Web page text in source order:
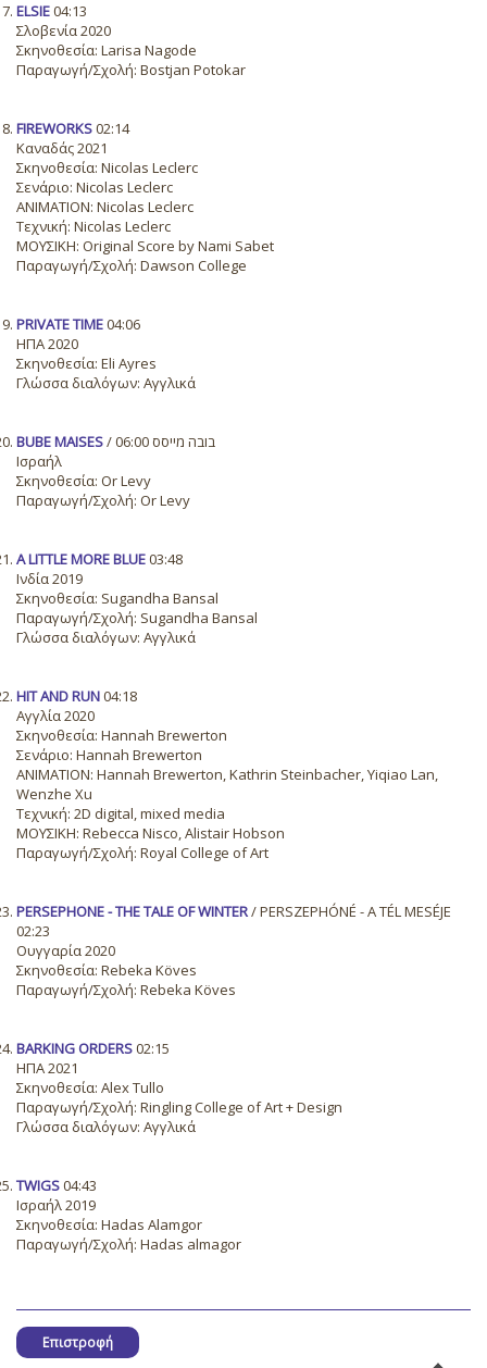
ELSIE04:13
Σλοβενία 2020
Σκηνοθεσία: Larisa Nagode
Παραγωγή/Σχολή: Bostjan Potokar
FIREWORKS02:14
Καναδάς 2021
Σκηνοθεσία: Nicolas Leclerc
Σενάριο: Nicolas Leclerc
ANIMATION: Nicolas Leclerc
Τεχνική: Nicolas Leclerc
ΜΟΥΣΙΚΗ: Original Score by Nami Sabet
Παραγωγή/Σχολή: Dawson College
PRIVATE TIME04:06
ΗΠΑ 2020
Σκηνοθεσία: Eli Ayres
Γλώσσα διαλόγων: Αγγλικά
BUBE MAISES
/ בובה מייסס 06:00
Ισραήλ
Σκηνοθεσία: Or Levy
Παραγωγή/Σχολή: Or Levy
A LITTLE MORE BLUE03:48
Ινδία 2019
Σκηνοθεσία: Sugandha Bansal
Παραγωγή/Σχολή: Sugandha Bansal
Γλώσσα διαλόγων: Αγγλικά
HIT AND RUN04:18
Αγγλία 2020
Σκηνοθεσία: Hannah Brewerton
Σενάριο: Hannah Brewerton
ANIMATION: Hannah Brewerton, Kathrin Steinbacher, Yiqiao Lan,
Wenzhe Xu
Τεχνική: 2D digital, mixed media
ΜΟΥΣΙΚΗ: Rebecca Nisco, Alistair Hobson
Παραγωγή/Σχολή: Royal College of Art
PERSEPHONE - THE TALE OF WINTER/ PERSZEPHÓNÉ - A TÉL MESÉJE
02:23
Ουγγαρία 2020
Σκηνοθεσία: Rebeka Köves
Παραγωγή/Σχολή: Rebeka Köves
BARKING ORDERS02:15
ΗΠΑ 2021
Σκηνοθεσία: Alex Tullo
Παραγωγή/Σχολή: Ringling College of Art + Design
Γλώσσα διαλόγων: Αγγλικά
TWIGS04:43
Ισραήλ 2019
Σκηνοθεσία: Hadas Alamgor
Παραγωγή/Σχολή: Hadas almagor
Επιστροφή